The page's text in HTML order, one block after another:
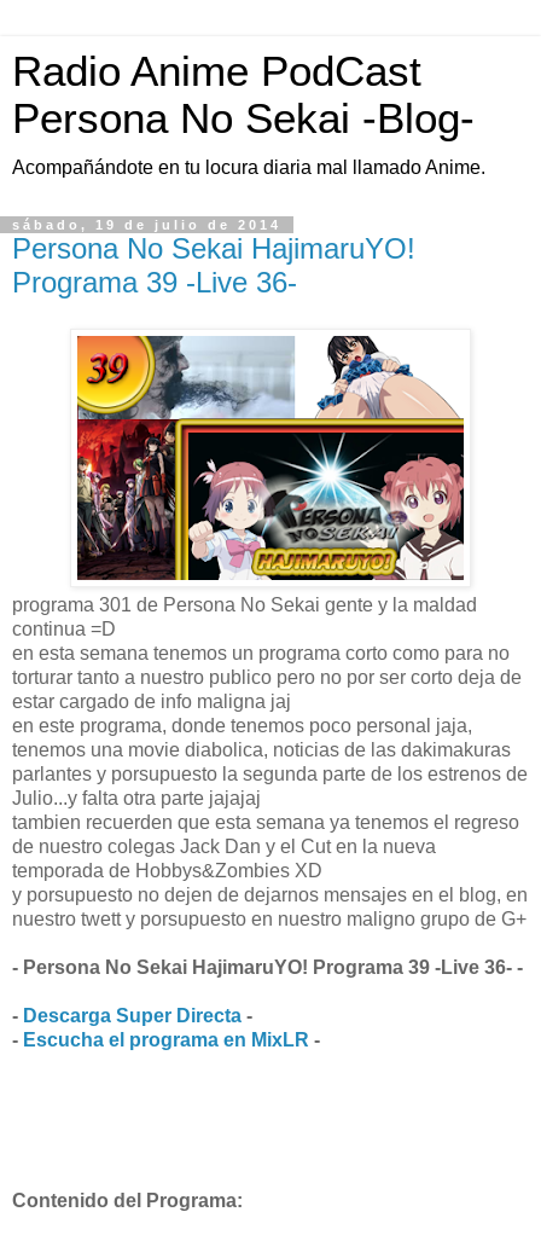
Radio Anime PodCast
Persona No Sekai -Blog-
Acompañándote en tu locura diaria mal llamado Anime.
sábado, 19 de julio de 2014
Persona No Sekai HajimaruYO!
Programa 39 -Live 36-
programa 301 de Persona No Sekai gente y la maldad
continua =D
en esta semana tenemos un programa corto como para no
torturar tanto a nuestro publico pero no por ser corto deja de
estar cargado de info maligna jaj
en este programa, donde tenemos poco personal jaja,
tenemos una movie diabolica, noticias de las dakimakuras
parlantes y porsupuesto la segunda parte de los estrenos de
Julio...y falta otra parte jajajaj
tambien recuerden que esta semana ya tenemos el regreso
de nuestro colegas Jack Dan y el Cut en la nueva
temporada de Hobbys&Zombies XD
y porsupuesto no dejen de dejarnos mensajes en el blog, en
nuestro twett y porsupuesto en nuestro maligno grupo de G+
- Persona No Sekai HajimaruYO! Programa 39 -Live 36- -
- Descarga Super Directa -
- Escucha el programa en MixLR -
Contenido del Programa: